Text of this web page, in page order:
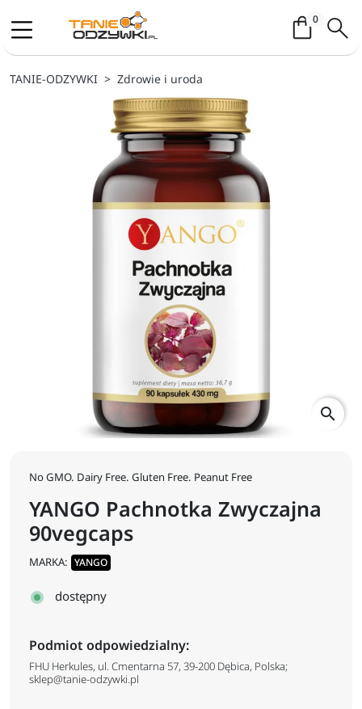
0Koszyk /
TANIE-ODZYWKI Zdrowie i uroda
search
No GMO. Dairy Free. Gluten Free. Peanut Free
YANGO Pachnotka Zwyczajna
90vegcaps
MARKA: YANGO
dostępny
Podmiot odpowiedzialny:
FHU Herkules, ul. Cmentarna 57, 39-200 Dębica, Polska;
sklep@tanie-odzywki.pl